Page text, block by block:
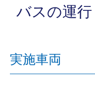
バスの運行
実施車両